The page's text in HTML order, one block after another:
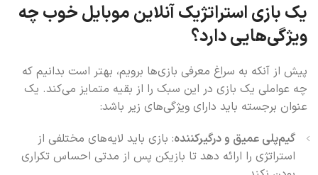
یک بازی استراتژیک آنلاین موبایل خوب چه
ویژگی‌هایی دارد؟
پیش از آنکه به سراغ معرفی بازی‌ها برویم، بهتر است بدانیم که
چه عواملی یک بازی در این سبک را از بقیه متمایز می‌کند. یک
عنوان برجسته باید دارای ویژگی‌های زیر باشد:
گیم‌پلی عمیق و درگیرکننده: بازی باید لایه‌های مختلفی از
استراتژی را ارائه دهد تا بازیکن پس از مدتی احساس تکراری